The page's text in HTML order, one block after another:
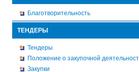
Благотворительность
ТЕНДЕРЫ
Тендеры
Положение о закупочной
Закупки